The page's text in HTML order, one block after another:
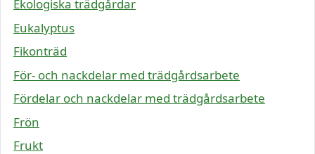
Ekologiska trädgårdar
Eukalyptus
Fikonträd
För- och nackdelar med trädgårdsarbete
Fördelar och nackdelar med trädgårdsarbete
Frön
Frukt